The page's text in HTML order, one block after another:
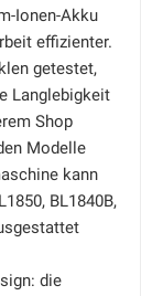
Ionen-Akku
effizienter.
getestet,
Langlebigkeit
Shop
Modelle
kann
BL1840B,
die